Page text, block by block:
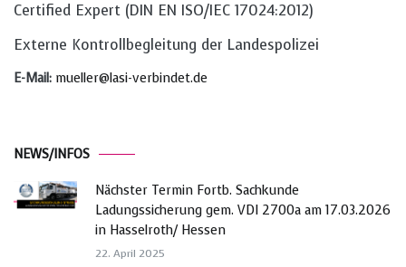
Certified Expert (DIN EN ISO/IEC 17024:2012)
Externe Kontrollbegleitung der Landespolizei
E-Mail: mueller@lasi-verbindet.de
NEWS/INFOS
Nächster Termin Fortb. Sachkunde
Ladungssicherung gem. VDI 2700a am 17.03.2026
in Hasselroth/ Hessen
22. April 2025